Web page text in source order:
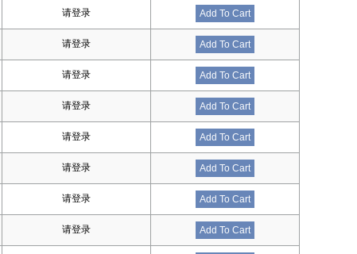
请登录 Add To Cart
请登录 Add To Cart
请登录 Add To Cart
请登录 Add To Cart
请登录 Add To Cart
请登录 Add To Cart
请登录 Add To Cart
请登录 Add To Cart